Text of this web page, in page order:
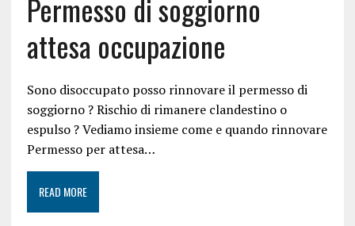
Permesso di soggiorno
attesa occupazione
Sono disoccupato posso rinnovare il permesso di
soggiorno ? Rischio di rimanere clandestino o
espulso ? Vediamo insieme come e quando rinnovare
Permesso per attesa…
READ MORE